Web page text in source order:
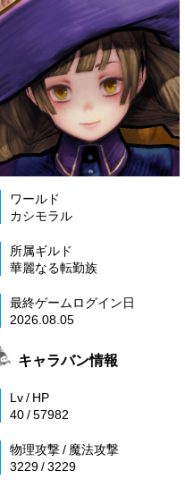
ワールド
カシモラル
所属ギルド
華麗なる転勤族
最終ゲームログイン日
2026.08.05
キャラバン情報
Lv / HP
40 / 57982
物理攻撃 / 魔法攻撃
3229 / 3229